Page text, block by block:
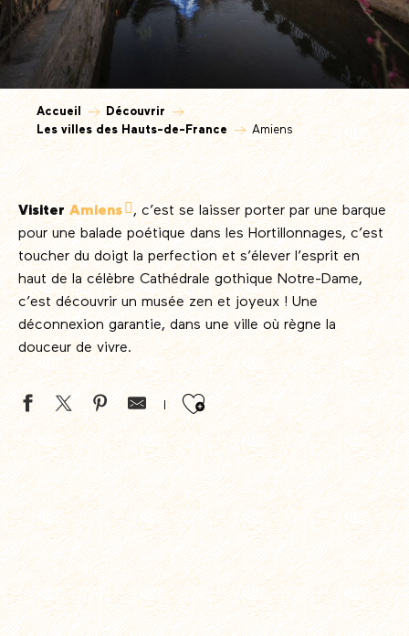
Accueil
Découvrir
Les villes des Hauts-de-France
Amiens
VisiterAmiens
, c’est se laisser porter par une barque
pour une balade poétique dans les Hortillonnages, c’est
toucher du doigt la perfection et s’élever l’esprit en
haut de la célèbre Cathédrale gothique Notre-Dame,
c’est découvrir un musée zen et joyeux ! Une
déconnexion garantie, dans une ville où règne la
douceur de vivre.
Ajouter aux